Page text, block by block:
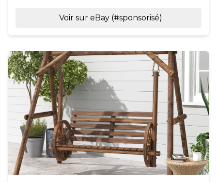
Voir sur eBay (#sponsorisé)